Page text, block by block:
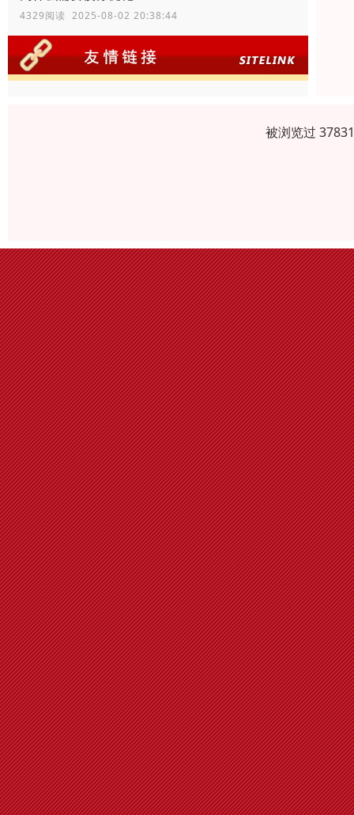
4329阅读 2025-08-02 20:38:44
被浏览过